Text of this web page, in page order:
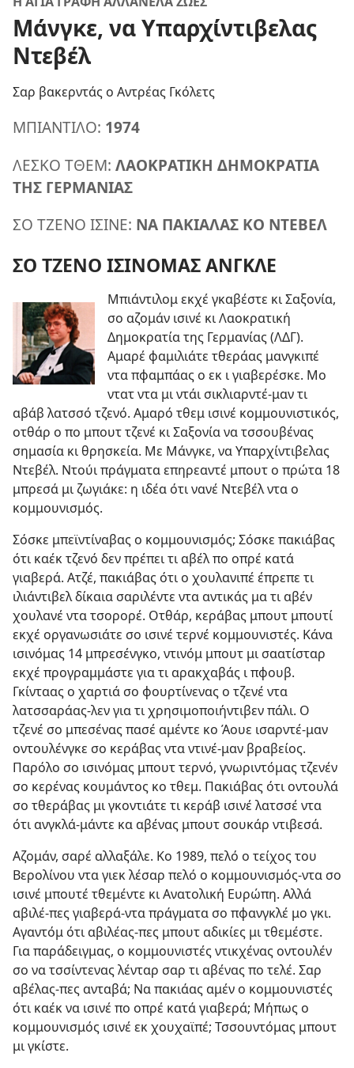
Μάνγκε, να Υπαρχίντιβελας
Ντεβέλ
Σαρ βακερντάς ο Αντρέας Γκόλετς
ΜΠΙΑΝΤΙΛΟ: 1974
ΛΕΣΚΟ ΤΘΕΜ: ΛΑΟΚΡΑΤΙΚΗ ΔΗΜΟΚΡΑΤΙΑ
ΤΗΣ ΓΕΡΜΑΝΙΑΣ
ΣΟ ΤΖΕΝΟ ΙΣΙΝΕ: ΝΑ ΠΑΚΙΑΛΑΣ ΚΟ ΝΤΕΒΕΛ
ΣΟ ΤΖΕΝΟ ΙΣΙΝΟΜΑΣ ΑΝΓΚΛΕ
Μπιάντιλομ εκχέ γκαβέστε κι Σαξονία,
σο αζομάν ισινέ κι Λαοκρατική
Δημοκρατία της Γερμανίας (ΛΔΓ).
Αμαρέ φαμιλιάτε τθεράας μανγκιπέ
ντα πφαμπάας ο εκ ι γιαβερέσκε. Μο
ντατ ντα μι ντάι σικλιαρντέ-μαν τι
αβάβ λατσσό τζενό. Αμαρό τθεμ ισινέ κομμουνιστικός,
οτθάρ ο πο μπουτ τζενέ κι Σαξονία να τσσουβένας
σημασία κι θρησκεία. Με Μάνγκε, να Υπαρχίντιβελας
Ντεβέλ. Ντούι πράγματα επηρεαντέ μπουτ ο πρώτα 18
μπρεσά μι ζωγιάκε: η ιδέα ότι νανέ Ντεβέλ ντα ο
κομμουνισμός.
Σόσκε μπεϊντίναβας ο κομμουνισμός; Σόσκε πακιάβας
ότι καέκ τζενό δεν πρέπει τι αβέλ πο οπρέ κατά
γιαβερά. Ατζέ, πακιάβας ότι ο χουλανιπέ έπρεπε τι
ιλιάντιβελ δίκαια σαριλέντε ντα αντικάς μα τι αβέν
χουλανέ ντα τσορορέ. Οτθάρ, κεράβας μπουτ μπουτί
εκχέ οργανωσιάτε σο ισινέ τερνέ κομμουνιστές. Κάνα
ισινόμας 14 μπρεσένγκο, ντινόμ μπουτ μι σαατίσταρ
εκχέ προγραμμάστε για τι αρακχαβάς ι πφουβ.
Γκίνταας ο χαρτιά σο φουρτίνενας ο τζενέ ντα
λατσσαράας-λεν για τι χρησιμοποιήντιβεν πάλι. Ο
τζενέ σο μπεσένας πασέ αμέντε κο Άουε ισαρντέ-μαν
οντουλένγκε σο κεράβας ντα ντινέ-μαν βραβείος.
Παρόλο σο ισινόμας μπουτ τερνό, γνωριντόμας τζενέν
σο κερένας κουμάντος κο τθεμ. Πακιάβας ότι οντουλά
σο τθεράβας μι γκοντιάτε τι κεράβ ισινέ λατσσέ ντα
ότι ανγκλά-μάντε κα αβένας μπουτ σουκάρ ντιβεσά.
Αζομάν, σαρέ αλλαξάλε. Κο 1989, πελό ο τείχος του
Βερολίνου ντα γιεκ λέσαρ πελό ο κομμουνισμός-ντα σο
ισινέ μπουτέ τθεμέντε κι Ανατολική Ευρώπη. Αλλά
αβιλέ-πες γιαβερά-ντα πράγματα σο πφανγκλέ μο γκι.
Αγαντόμ ότι αβιλέας-πες μπουτ αδικίες μι τθεμέστε.
Για παράδειγμας, ο κομμουνιστές ντικχένας οντουλέν
σο να τσσίντενας λένταρ σαρ τι αβένας πο τελέ. Σαρ
αβέλας-πες ανταβά; Να πακιάας αμέν ο κομμουνιστές
ότι καέκ να ισινέ πο οπρέ κατά γιαβερά; Μήπως ο
κομμουνισμός ισινέ εκ χουχαϊπέ; Τσσουντόμας μπουτ
μι γκίστε.